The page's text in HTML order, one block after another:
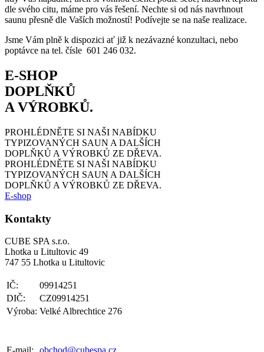
dle svého citu, máme pro vás řešení. Nechte si od nás navrhnout
saunu přesně dle Vaších možností! Podívejte se na naše realizace.
Jsme Vám plně k dispozici ať již k nezávazné konzultaci, nebo
poptávce na tel. čísle 601 246 032.
E-SHOP
DOPLŇKŮ
A VÝROBKŮ.
PROHLÉDNĚTE SI NAŠI NABÍDKU
TYPIZOVANÝCH SAUN A DALŠÍCH
DOPLŇKŮ A VÝROBKŮ ZE DŘEVA.
PROHLÉDNĚTE SI NAŠI NABÍDKU
TYPIZOVANÝCH SAUN A DALŠÍCH
DOPLŇKŮ A VÝROBKŮ ZE DŘEVA.
E-shop
Kontakty
CUBE SPA s.r.o.
Lhotka u Litultovic 49
747 55 Lhotka u Litultovic
IČ:
09914251
DIČ:
CZ09914251
Výroba: Velké Albrechtice 276